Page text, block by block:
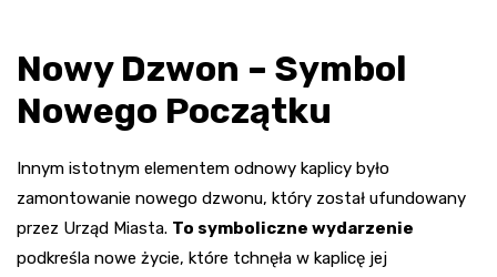
Nowy Dzwon – Symbol
Nowego Początku
Innym istotnym elementem odnowy kaplicy było
zamontowanie nowego dzwonu, który został ufundowany
przez Urząd Miasta. To symboliczne wydarzenie
podkreśla nowe życie, które tchnęła w kaplicę jej